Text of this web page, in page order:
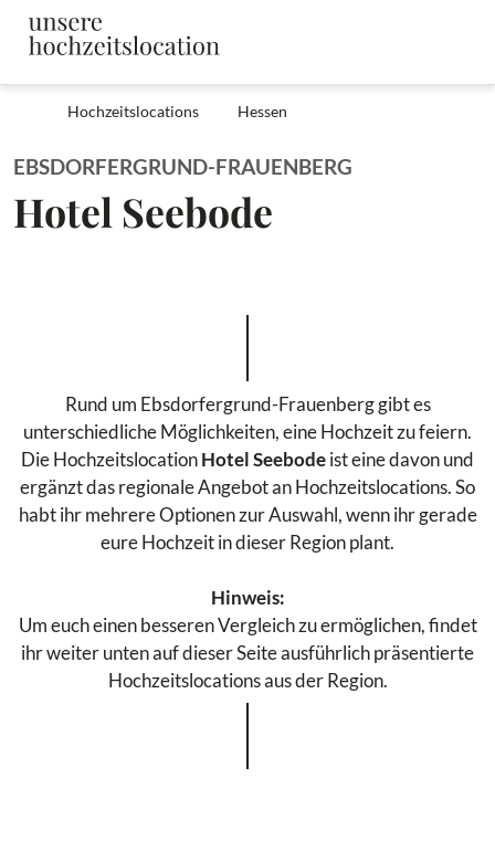
Hochzeitslocations Hessen
EBSDORFERGRUND-FRAUENBERG
Hotel Seebode
Rund um Ebsdorfergrund-Frauenberg gibt es
unterschiedliche Möglichkeiten, eine Hochzeit zu feiern.
Die HochzeitslocationHotel Seebodeist eine davon und
ergänzt das regionale Angebot an Hochzeitslocations. So
habt ihr mehrere Optionen zur Auswahl, wenn ihr gerade
eure Hochzeit in dieser Region plant.
Hinweis:
Um euch einen besseren Vergleich zu ermöglichen, findet
ihr weiter unten auf dieser Seite ausführlich präsentierte
Hochzeitslocations aus der Region.